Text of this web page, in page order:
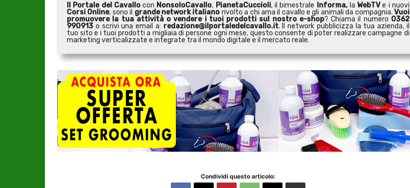
Il Portale del Cavallocon NonsoloCavallo, PianetaCuccioli, il bimestrale Informa,laWebTVe i nuovi
Corsi Online, sono il grande network italiano rivolto a chi ama il cavallo e gli animali da compagnia.Vuoi
promuovere la tua attività o vendere i tuoi prodotti sul nostro e-shop? Chiama il numero 0362
990913 o scrivi una email a: redazione@ilportaledelcavallo.it. Il network pubblicizza la tua azienda, il
tuo sito e i tuoi prodotti a migliaia di persone ogni mese, questo consente di poter realizzare campagne di
marketing verticalizzate e integrate tra il mondo digitale e il mercato reale.
Condividi questo articolo: